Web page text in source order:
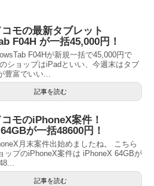
コモの最新タブレット
F04H が一括45,000円！
F04Hが新規一括で45,000円で
ショップはiPadといい、今週末はタブ
豊富でいい...
記事を読む
モのiPhoneX案件！
が一括48600円！
月末案件出始めましたね。 こちら
ップのiPhoneX案件は iPhoneX 64GBが
記事を読む